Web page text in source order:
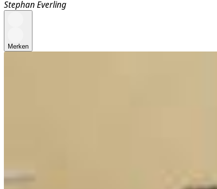
Stephan Everling
Merken